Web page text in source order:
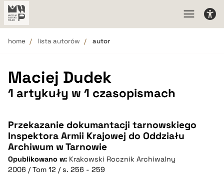
home lista autorów autor
Maciej Dudek
1 artykuły w 1 czasopismach
Przekazanie dokumantacji tarnowskiego
Inspektora Armii Krajowej do Oddziału
Archiwum w Tarnowie
Opublikowano w: Krakowski Rocznik Archiwalny
2006 / Tom 12 / s. 256 - 259